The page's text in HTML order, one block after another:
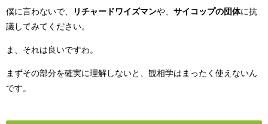
僕に言わないで、 リチャードワイズマンや、 サイコップの団体に抗
議してみてください。
ま、それは良いですわ。
まずその部分を確実に理解しないと、観相学はまったく使えないん
です。